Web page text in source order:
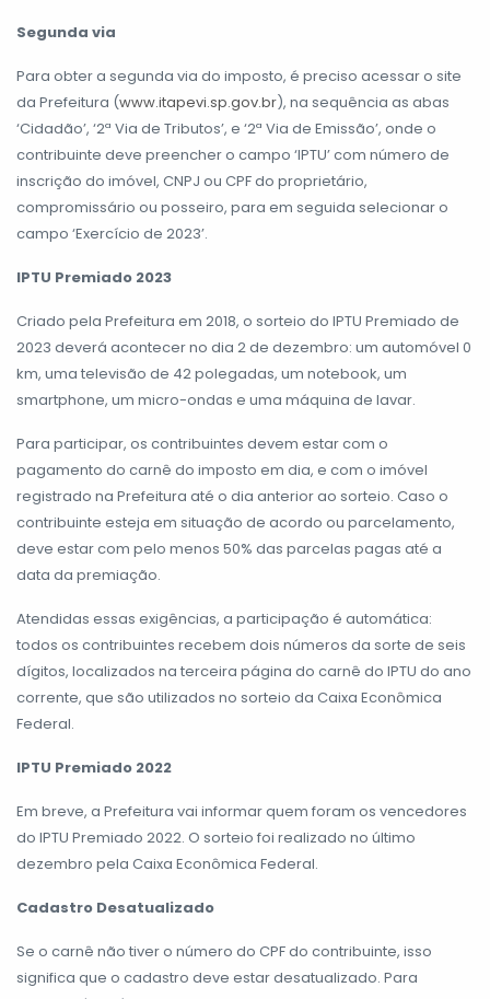
Segunda via
Para obter a segunda via do imposto, é preciso acessar o site
da Prefeitura (www.itapevi.sp.gov.br), na sequência as abas
‘Cidadão’, ‘2ª Via de Tributos’, e ‘2ª Via de Emissão’, onde o
contribuinte deve preencher o campo ‘IPTU’ com número de
inscrição do imóvel, CNPJ ou CPF do proprietário,
compromissário ou posseiro, para em seguida selecionar o
campo ‘Exercício de 2023’.
IPTU Premiado 2023
Criado pela Prefeitura em 2018, o sorteio do IPTU Premiado de
2023 deverá acontecer no dia 2 de dezembro: um automóvel 0
km, uma televisão de 42 polegadas, um notebook, um
smartphone, um micro-ondas e uma máquina de lavar.
Para participar, os contribuintes devem estar com o
pagamento do carnê do imposto em dia, e com o imóvel
registrado na Prefeitura até o dia anterior ao sorteio. Caso o
contribuinte esteja em situação de acordo ou parcelamento,
deve estar com pelo menos 50% das parcelas pagas até a
data da premiação.
Atendidas essas exigências, a participação é automática:
todos os contribuintes recebem dois números da sorte de seis
dígitos, localizados na terceira página do carnê do IPTU do ano
corrente, que são utilizados no sorteio da Caixa Econômica
Federal.
IPTU Premiado 2022
Em breve, a Prefeitura vai informar quem foram os vencedores
do IPTU Premiado 2022. O sorteio foi realizado no último
dezembro pela Caixa Econômica Federal.
Cadastro Desatualizado
Se o carnê não tiver o número do CPF do contribuinte, isso
significa que o cadastro deve estar desatualizado. Para